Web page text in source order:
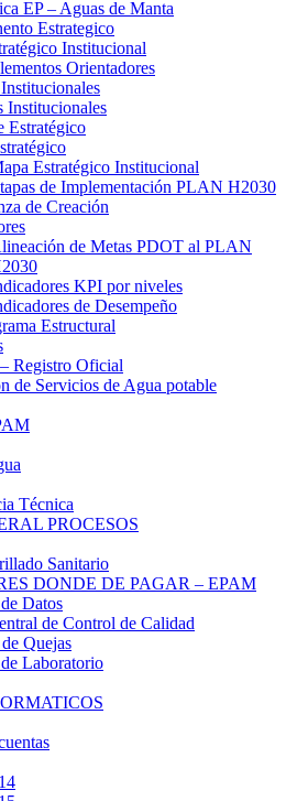
EP – Aguas de Manta
Estrategico
Institucional
Orientadores
Institucionales
Estratégico
Estratégico Institucional
de Implementación PLAN H2030
de Creación
de Metas PDOT al PLAN
KPI por niveles
de Desempeño
Estructural
Registro Oficial
de Servicios de Agua potable
Técnica
PROCESOS
Sanitario
DONDE DE PAGAR – EPAM
Datos
de Control de Calidad
Quejas
Laboratorio